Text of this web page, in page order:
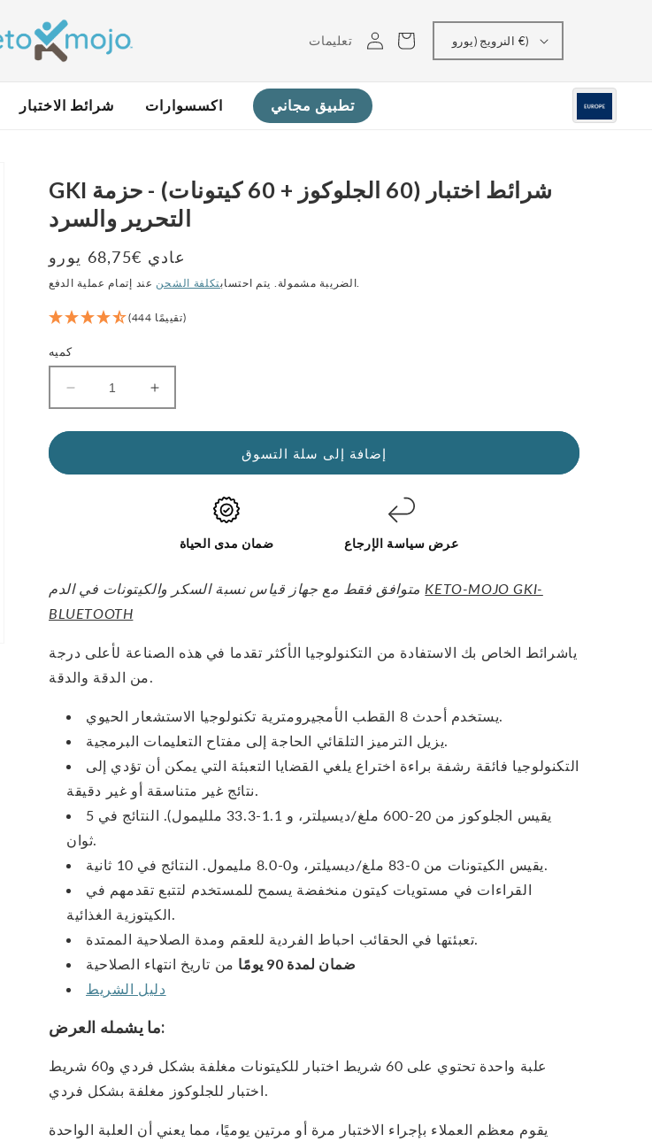
تعليمات
تسجيل
الدخول
عربه النرويج (يورو €)
شرائط الاختبار اكسسوارات تطبيق مجاني
GKI شرائط اختبار (60 الجلوكوز + 60 كيتونات) - حزمة
التحرير والسرد
سعر عادي €68,75 يورو
الضريبة مشمولة. يتم احتسابتكلفة الشحن عند إتمام عملية الدفع.
(444 تقييمًا)
كميه
لشرائط
GKI
-
حزمة
التحرير
والسرد
زيادة
شرائط
GKI
-
والسرد
إضافة إلى سلة التسوق
ضمان مدى الحياة عرض سياسة الإرجاع
KETO-MOJO GKI-
BLUETOOTH
ياشرائط الخاص بك الاستفادة من التكنولوجيا الأكثر تقدما في هذه الصناعة لأعلى درجة
من الدقة والدقة.
يستخدم أحدث 8 القطب الأمجيرومترية تكنولوجيا الاستشعار الحيوي.
يزيل الترميز التلقائي الحاجة إلى مفتاح التعليمات البرمجية.
التكنولوجيا فائقة رشفة براءة اختراع يلغي القضايا التعبئة التي يمكن أن تؤدي إلى
نتائج غير متناسقة أو غير دقيقة.
يقيس الجلوكوز من 20-600 ملغ/ديسيلتر، و 1.1-33.3 ملليمول). النتائج في 5
ثوان.
يقيس الكيتونات من 0-83 ملغ/ديسيلتر، و0-8.0 مليمول.النتائج في 10 ثانية.
القراءات في مستويات كيتون منخفضة يسمح للمستخدم لتتبع تقدمهم في
الكيتوزية الغذائية.
تعبئتها في الحقائب احباط الفردية للعقم ومدة الصلاحية الممتدة.
ضمان لمدة 90 يومًا
من تاريخ انتهاء الصلاحية
دليل الشريط
ما يشمله العرض:
علبة واحدة تحتوي على 60 شريط اختبار للكيتونات مغلفة بشكل فردي و60 شريط
اختبار للجلوكوز مغلفة بشكل فردي.
يقوم معظم العملاء بإجراء الاختبار مرة أو مرتين يوميًا، مما يعني أن العلبة الواحدة